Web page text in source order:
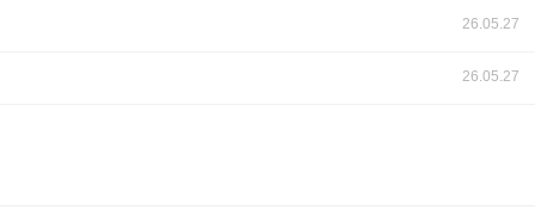
26.05.27
26.05.27